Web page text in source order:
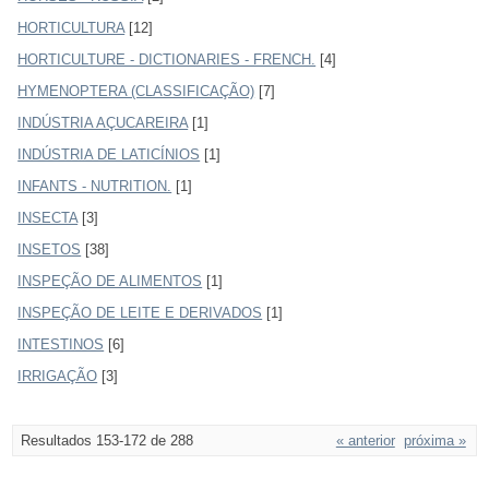
HORTICULTURA [12]
HORTICULTURE - DICTIONARIES - FRENCH.
[4]
HYMENOPTERA (CLASSIFICAÇÃO) [7]
INDÚSTRIA AÇUCAREIRA [1]
INDÚSTRIA DE LATICÍNIOS [1]
INFANTS - NUTRITION.
[1]
INSECTA [3]
INSETOS [38]
INSPEÇÃO DE ALIMENTOS [1]
INSPEÇÃO DE LEITE E DERIVADOS [1]
INTESTINOS [6]
IRRIGAÇÃO [3]
Resultados 153-172 de 288 « anterior próxima »